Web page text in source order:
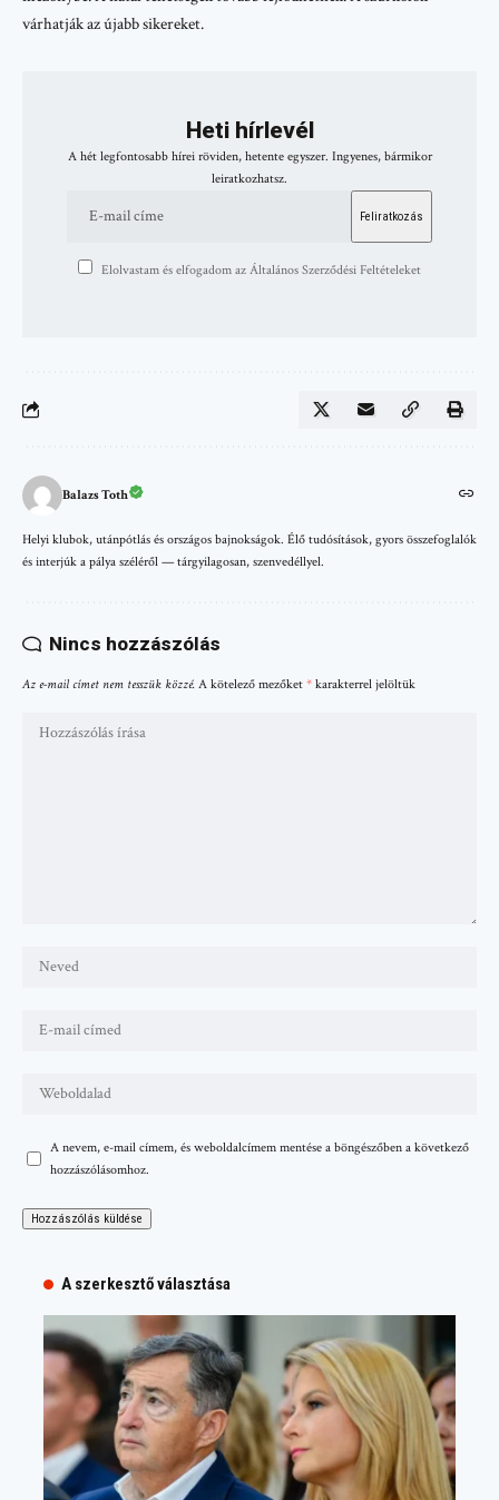
várhatják az újabb sikereket.
Heti hírlevél
A hét legfontosabb hírei röviden, hetente egyszer. Ingyenes, bármikor
leiratkozhatsz.
Elolvastam és elfogadom az Általános Szerződési Feltételeket
Balazs Toth
Helyi klubok, utánpótlás és országos bajnokságok. Élő tudósítások, gyors összefoglalók
és interjúk a pálya széléről — tárgyilagosan, szenvedéllyel.
Nincs hozzászólás
Az e-mail címet nem tesszük közzé. A kötelező mezőket * karakterrel jelöltük
A nevem, e-mail címem, és weboldalcímem mentése a böngészőben a következő
hozzászólásomhoz.
A szerkesztő választása